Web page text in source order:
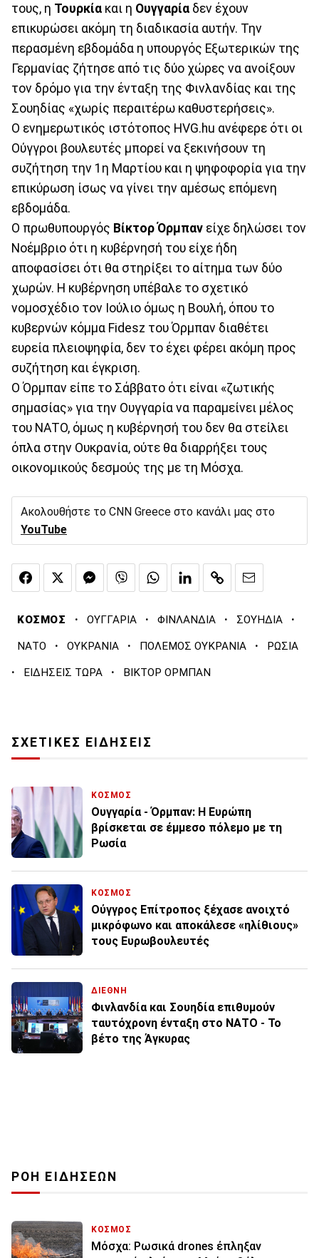
τους, η Τουρκία και η Ουγγαρία δεν έχουν
επικυρώσει ακόμη τη διαδικασία αυτήν. Την
περασμένη εβδομάδα η υπουργός Εξωτερικών της
Γερμανίας ζήτησε από τις δύο χώρες να ανοίξουν
τον δρόμο για την ένταξη της Φινλανδίας και της
Σουηδίας «χωρίς περαιτέρω καθυστερήσεις».
Ο ενημερωτικός ιστότοπος HVG.hu ανέφερε ότι οι
Ούγγροι βουλευτές μπορεί να ξεκινήσουν τη
συζήτηση την 1η Μαρτίου και η ψηφοφορία για την
επικύρωση ίσως να γίνει την αμέσως επόμενη
εβδομάδα.
Ο πρωθυπουργός Βίκτορ Όρμπαν είχε δηλώσει τον
Νοέμβριο ότι η κυβέρνησή του είχε ήδη
αποφασίσει ότι θα στηρίξει το αίτημα των δύο
χωρών. Η κυβέρνηση υπέβαλε το σχετικό
νομοσχέδιο τον Ιούλιο όμως η Βουλή, όπου το
κυβερνών κόμμα Fidesz του Όρμπαν διαθέτει
ευρεία πλειοψηφία, δεν το έχει φέρει ακόμη προς
συζήτηση και έγκριση.
Ο Όρμπαν είπε το Σάββατο ότι είναι «ζωτικής
σημασίας» για την Ουγγαρία να παραμείνει μέλος
του ΝΑΤΟ, όμως η κυβέρνησή του δεν θα στείλει
όπλα στην Ουκρανία, ούτε θα διαρρήξει τους
οικονομικούς δεσμούς της με τη Μόσχα.
Ακολουθήστε το CNN Greece στο κανάλι μας στο
YouTube
ΚΟΣΜΟΣ · ΟΥΓΓΑΡΙΑ · ΦΙΝΛΑΝΔΙΑ · ΣΟΥΗΔΙΑ ·
ΝΑΤΟ · ΟΥΚΡΑΝΙΑ · ΠΟΛΕΜΟΣ ΟΥΚΡΑΝΙΑ · ΡΩΣΙΑ
· ΕΙΔΗΣΕΙΣ ΤΩΡΑ · ΒΙΚΤΟΡ ΟΡΜΠΑΝ
ΣΧΕΤΙΚΕΣ ΕΙΔΗΣΕΙΣ
ΚΟΣΜΟΣ
Ουγγαρία - Όρμπαν: Η Ευρώπη
βρίσκεται σε έμμεσο πόλεμο με τη
Ρωσία
ΚΟΣΜΟΣ
Ούγγρος Επίτροπος ξέχασε ανοιχτό
μικρόφωνο και αποκάλεσε «ηλίθιους»
τους Ευρωβουλευτές
ΔΙΕΘΝΗ
Φινλανδία και Σουηδία επιθυμούν
ταυτόχρονη ένταξη στο ΝΑΤΟ - Το
βέτο της Άγκυρας
ΡΟΗ ΕΙΔΗΣΕΩΝ
ΚΟΣΜΟΣ
Μόσχα: Ρωσικά drones έπληξαν